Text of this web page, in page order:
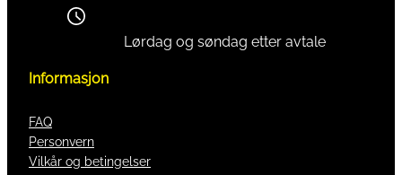
Lørdag og søndag etter avtale
Informasjon
FAQ
Personvern
Vilkår og betingelser